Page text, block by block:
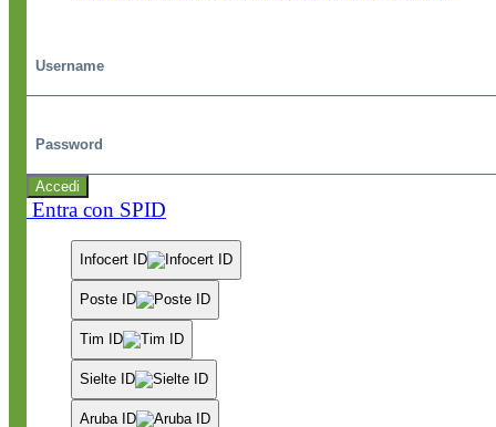
Accedi
Entra con SPID
Infocert ID
Poste ID
Tim ID
Sielte ID
Aruba ID